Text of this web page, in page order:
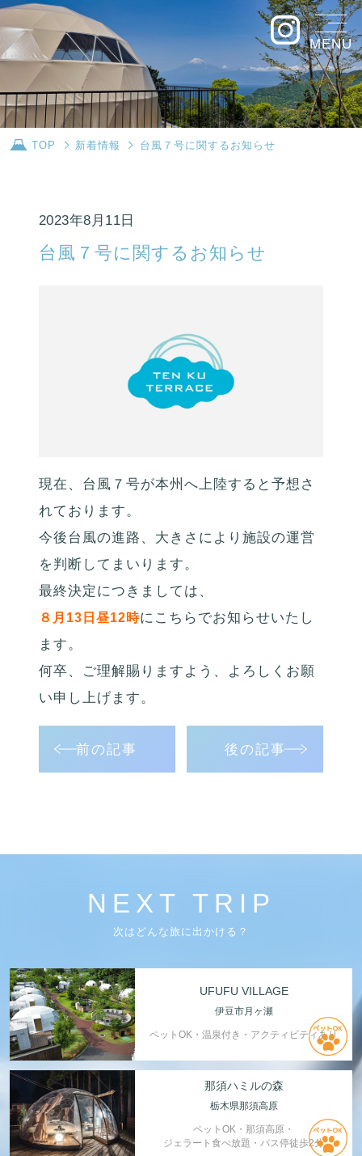
MENU
TOP 新着情報 台風７号に関するお知らせ
2023年8月11日
台風７号に関するお知らせ
現在、台風７号が本州へ上陸すると予想さ
れております。
今後台風の進路、大きさにより施設の運営
を判断してまいります。
最終決定につきましては、
８月13日昼12時にこちらでお知らせいたし
ます。
何卒、ご理解賜りますよう、よろしくお願
い申し上げます。
前の記事 後の記事
NEXT TRIP
次はどんな旅に出かける？
UFUFU VILLAGE
伊豆市月ヶ瀬
ペットOK・温泉付き・アクティビティあり
那須ハミルの森
栃木県那須高原
ペットOK・那須高原・
ジェラート食べ放題・バス停徒歩2分